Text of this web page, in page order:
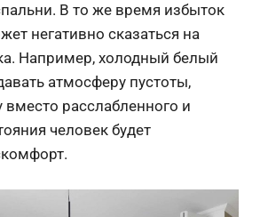
В то же время избыток
негативно сказаться на
Например, холодный белый
атмосферу пустоты,
расслабленного и
человек будет